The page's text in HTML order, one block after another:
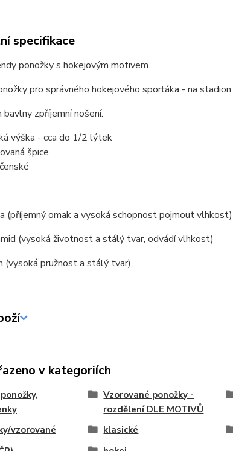
specifikace
ponožky s hokejovým motivem.
pro správného hokejového sporťáka - na
bavlny zpříjemní nošení.
výška - cca do 1/2 lýtek
špice
(příjemný omak a vysoká schopnost pojmout vlhkost)
(vysoká životnost a stálý tvar, odvádí vlhkost)
(vysoká pružnost a stálý tvar)
v kategoriích
Vzorované ponožky -
rozdělení DLE MOTIVŮ
vzorované klasické